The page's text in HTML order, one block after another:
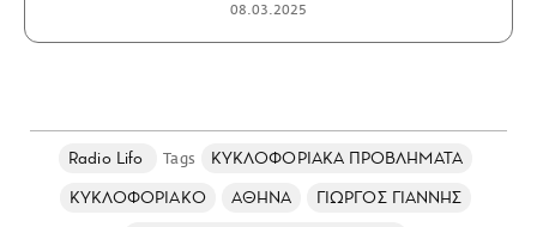
08.03.2025
Radio Lifo
ΚΥΚΛΟΦΟΡΙΑΚΑ ΠΡΟΒΛΗΜΑΤΑ
ΚΥΚΛΟΦΟΡΙΑΚΟ
ΑΘΗΝΑ
ΓΙΩΡΓΟΣ ΓΙΑΝΝΗΣ